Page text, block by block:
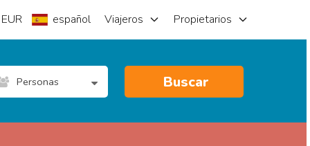
EUR español Viajeros Propietarios
Personas Buscar